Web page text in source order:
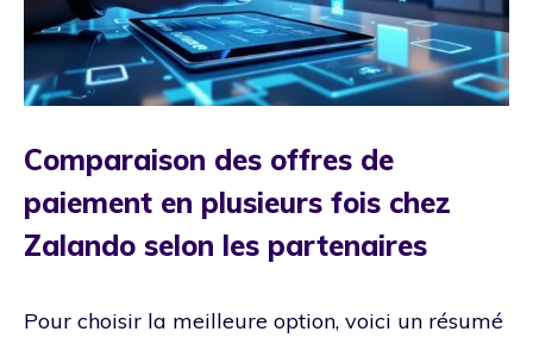
Comparaison des offres de
paiement en plusieurs fois chez
Zalando selon les partenaires
Pour choisir la meilleure option, voici un résumé